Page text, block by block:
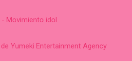
Movimiento idol
Yumeki Entertainment Agency